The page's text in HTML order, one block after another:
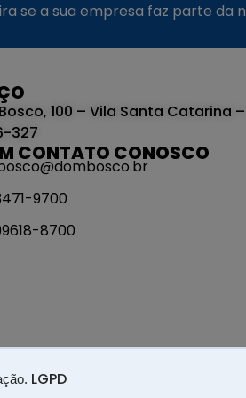
LGPD
se a sua empresa faz parte
100 – Vila Santa Catarina
327
CONTATO CONOSCO
9700
8700
Copyright © 2026 Dom